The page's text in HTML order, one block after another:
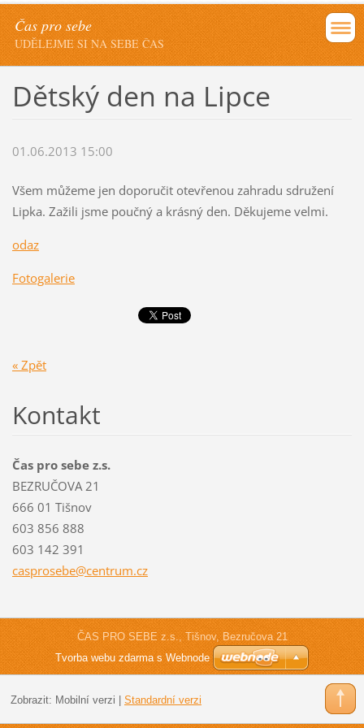
Čas pro sebe
UDĚLEJME SI NA SEBE ČAS
Dětský den na Lipce
01.06.2013 15:00
Všem můžeme jen doporučit otevřenou zahradu sdružení
Lipka. Zažili jsme poučný a krásný den. Děkujeme velmi.
odaz
Fotogalerie
« Zpět
Kontakt
Čas pro sebe z.s.
BEZRUČOVA 21
666 01 Tišnov
603 856 888
603 142 391
casprosebe@centrum.cz
ČAS PRO SEBE z.s., Tišnov, Bezručova 21
Tvorba webu zdarma s Webnode
Zobrazit: Mobilní verzi Standardní verzi